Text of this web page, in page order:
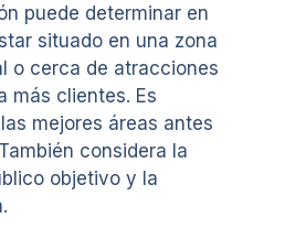
puede determinar en
situado en una zona
o cerca de atracciones
más clientes. Es
mejores áreas antes
considera la
objetivo y la